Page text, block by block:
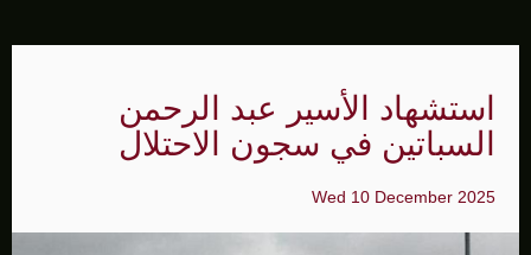
استشهاد الأسير عبد الرحمن
السباتين في سجون الاحتلال
Wed 10 December 2025